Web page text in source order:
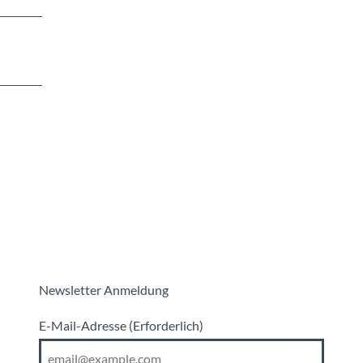
Newsletter Anmeldung
E-Mail-Adresse (Erforderlich)